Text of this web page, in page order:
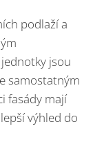
podlaží a
jsou
samostatným
fasády mají
výhled do